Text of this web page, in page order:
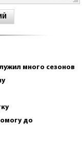
много сезонов
до